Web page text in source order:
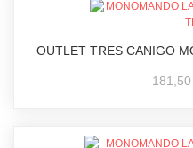
OUTLET TRES CANIGO
181,50